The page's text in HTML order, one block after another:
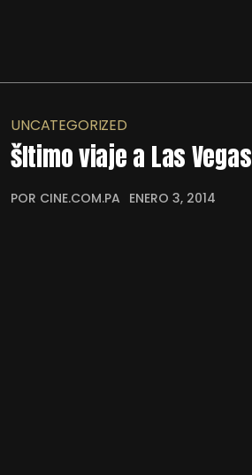
UNCATEGORIZED
šltimo viaje a Las Vegas
POR CINE.COM.PA ENERO 3, 2014